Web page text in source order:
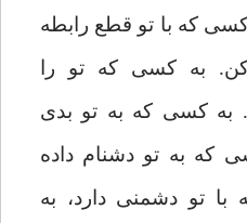
که با تو قطع رابطه
کن. به کسی که تو را
به کسی که به تو بدی
که به تو دشنام داده
تو دشمنی دارد، به